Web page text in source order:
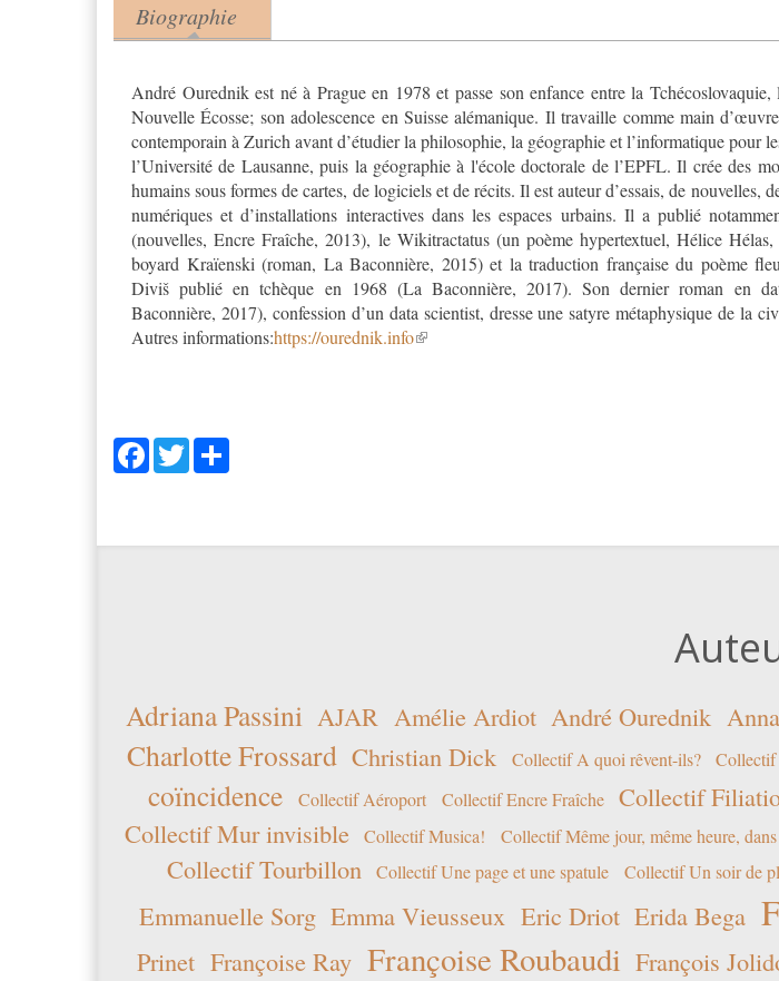
Product tabs
Biographie
(onglet actif)
André Ourednik est né à Prague en 1978 et passe son enfance entre la Tchécoslovaquie,
Nouvelle Écosse; son adolescence en Suisse alémanique. Il travaille comme main
contemporain à Zurich avant d’étudier la philosophie, la géographie et l’informatique pour
l’Université de Lausanne, puis la géographie à l'école doctorale de l’EPFL. Il crée des
humains sous formes de cartes, de logiciels et de récits. Il est auteur d’essais, de nouvelles,
numériques et d’installations interactives dans les espaces urbains. Il a publié
(nouvelles, Encre Fraîche, 2013), le Wikitractatus (un poème hypertextuel, Hélice
boyard Kraïenski (roman, La Baconnière, 2015) et la traduction française du poème
Diviš publié en tchèque en 1968 (La Baconnière, 2017). Son dernier roman en
Baconnière, 2017), confession d’un data scientist, dresse une satyre métaphysique de la
Autres informations:https://ourednik.info
Facebook
Twitter
Adriana Passini AJAR Amélie Ardiot André Ourednik
Charlotte Frossard Christian Dick Collectif A quoi rêvent-ils?
coïncidence
Collectif Aéroport Collectif Encre Fraîche Collectif
Collectif Mur invisible Collectif Musica! Collectif Même jour, même heure,
Collectif Tourbillon
Collectif Une page et une spatule Collectif Un soir de
Emmanuelle Sorg Emma Vieusseux Eric Driot Erida Bega
Prinet Françoise Ray Françoise Roubaudi François